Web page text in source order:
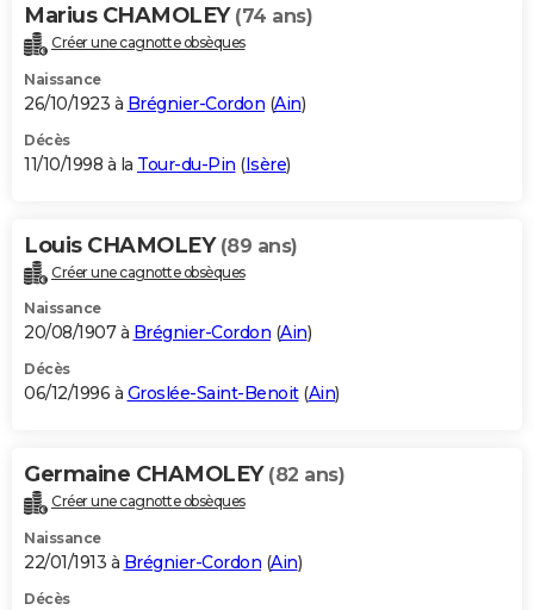
Marius CHAMOLEY (74 ans)
Créer une cagnotte obsèques
Naissance
26/10/1923 à Brégnier-Cordon (Ain)
Décès
11/10/1998 à la Tour-du-Pin (Isère)
Louis CHAMOLEY (89 ans)
Créer une cagnotte obsèques
Naissance
20/08/1907 à Brégnier-Cordon (Ain)
Décès
06/12/1996 à Groslée-Saint-Benoit(Ain)
Germaine CHAMOLEY (82 ans)
Créer une cagnotte obsèques
Naissance
22/01/1913 à Brégnier-Cordon (Ain)
Décès